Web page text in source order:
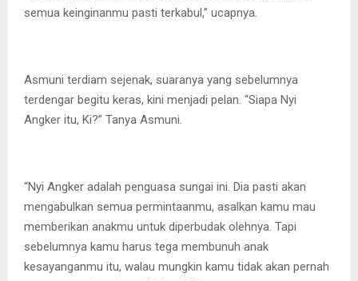
semua keinginanmu pasti terkabul,” ucapnya.
Asmuni terdiam sejenak, suaranya yang sebelumnya
terdengar begitu keras, kini menjadi pelan. “Siapa Nyi
Angker itu, Ki?” Tanya Asmuni.
“Nyi Angker adalah penguasa sungai ini. Dia pasti akan
mengabulkan semua permintaanmu, asalkan kamu mau
memberikan anakmu untuk diperbudak olehnya. Tapi
sebelumnya kamu harus tega membunuh anak
kesayanganmu itu, walau mungkin kamu tidak akan pernah